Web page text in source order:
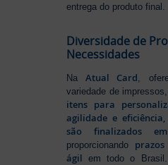
entrega do produto final.
Diversidade de
Necessidades
NaAtual Card ,
variedade de
itens para
agilidade e
são finalizados
proporcionando
ágil em todo o